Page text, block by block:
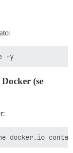
(se